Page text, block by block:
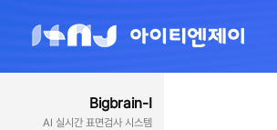
Bigbrain-I
AI 실시간 표면검사 시스템